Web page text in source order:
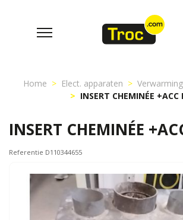
Home Elect. apparaten Verwarming
INSERT CHEMINÉE +ACC
INSERT CHEMINÉE
Referentie D110344655